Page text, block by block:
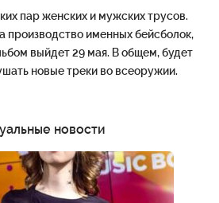
пар женских и мужских трусов.
производство именных бейсболок,
выйдет 29 мая. В общем, будет
новые треки во всеоружии.
новости